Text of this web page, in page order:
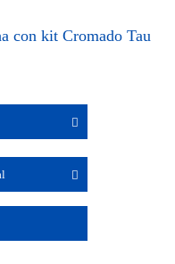
con kit Cromado Tau